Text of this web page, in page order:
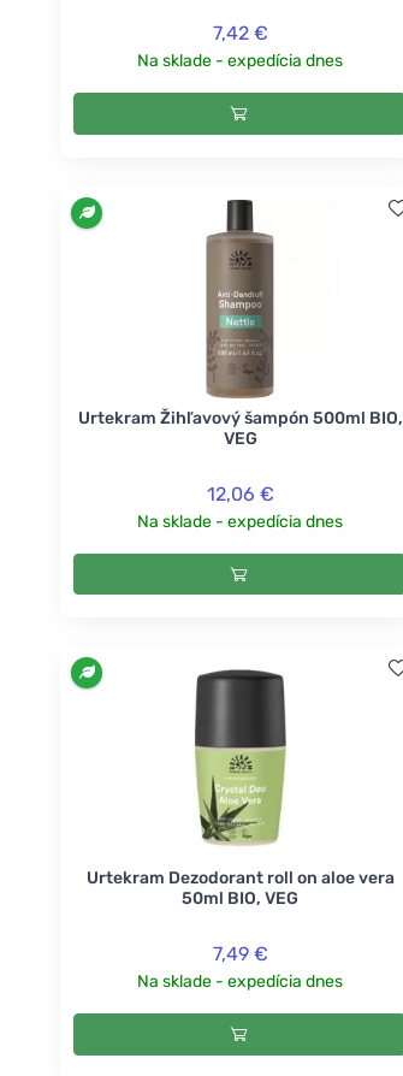
7,42 €
Na sklade - expedícia dnes
Urtekram Žihľavový šampón 500ml BIO,
VEG
12,06 €
Na sklade - expedícia dnes
Urtekram Dezodorant roll on aloe vera
50ml BIO, VEG
7,49 €
Na sklade - expedícia dnes